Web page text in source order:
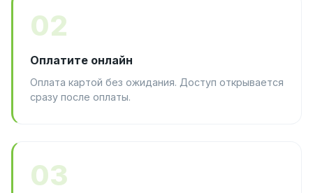
02
Оплатите онлайн
Оплата картой без ожидания. Доступ открывается
сразу после оплаты.
03